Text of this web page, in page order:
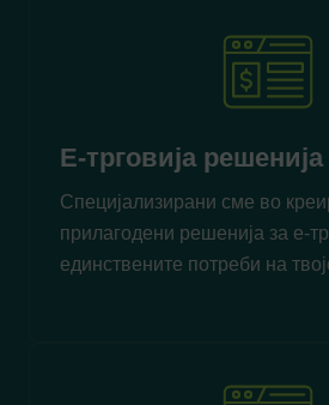
Е-трговија решенија
Специјализирани сме во
прилагодени решенија за е-
единствените потреби на